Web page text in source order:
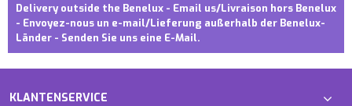
Delivery outside the Benelux - Email us/Livraison hors Benelux
- Envoyez-nous un e-mail/Lieferung außerhalb der Benelux-
Länder - Senden Sie uns eine E-Mail.
KLANTENSERVICE